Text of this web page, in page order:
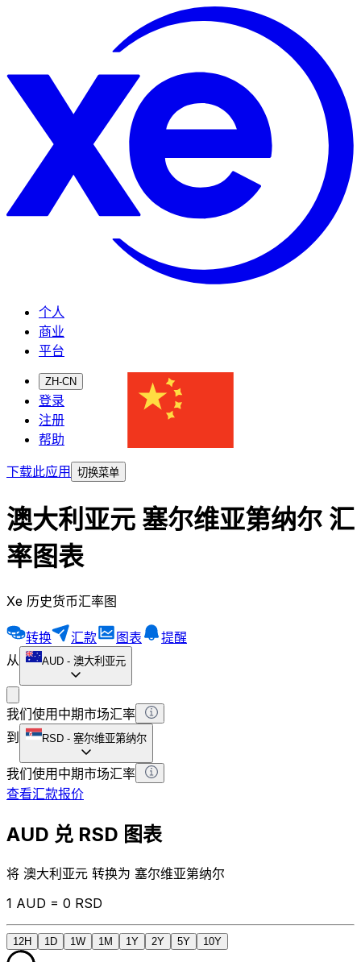
个人
商业
平台
ZH-CN
登录
注册
帮助
下载此应用
切换菜单
澳大利亚元 塞尔维亚第纳尔 汇
率图表
Xe 历史货币汇率图
转换 汇款 图表
提醒
从
AUD - 澳大利亚元
我们使用中期市场汇率
到
RSD - 塞尔维亚第纳尔
我们使用中期市场汇率
查看汇款报价
AUD 兑 RSD 图表
将 澳大利亚元 转换为 塞尔维亚第纳尔
1 AUD = 0 RSD
12H 1D 1W 1M 1Y 2Y 5Y 10Y